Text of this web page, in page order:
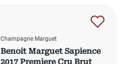
Champagne Marguet
Benoit Marguet Sapience
2017 Premiere Cru Brut